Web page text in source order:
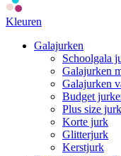
Kleuren
Galajurken
Schoolgala
Galajurken
Galajurken
Budget
Plus size
Korte jurk
Glitterjurk
Kerstjurk